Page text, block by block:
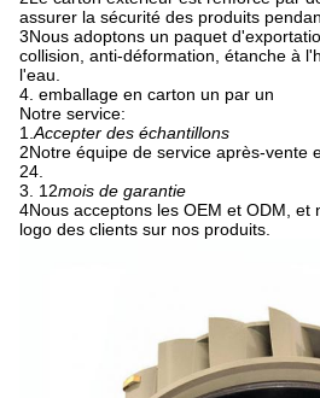
assurer la sécurité des produits
3Nous adoptons un paquet
collision, anti-déformation, étanche à
l'eau.
4. emballage en carton un par un
Notre service:
1. Accepter des échantillons
2Notre équipe de service après-vente
24.
3. 12mois de garantie
4Nous acceptons les OEM et ODM, et
logo des clients sur nos produits.